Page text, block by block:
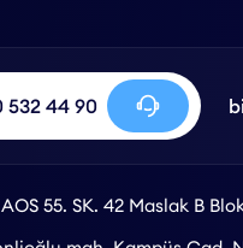
532 44 90
55. SK. 42 Maslak B